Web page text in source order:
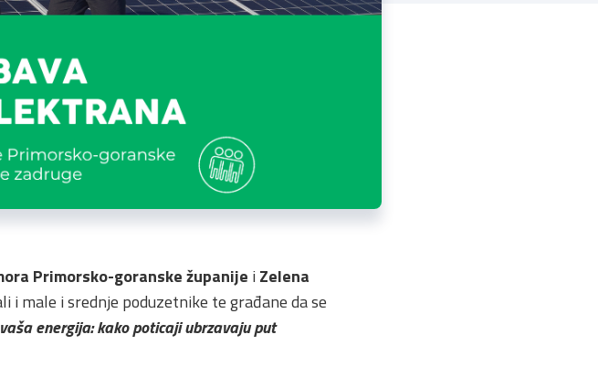
Primorsko-goranske županije i Zelena
i male i srednje poduzetnike te građane da se
energija: kako poticaji ubrzavaju put